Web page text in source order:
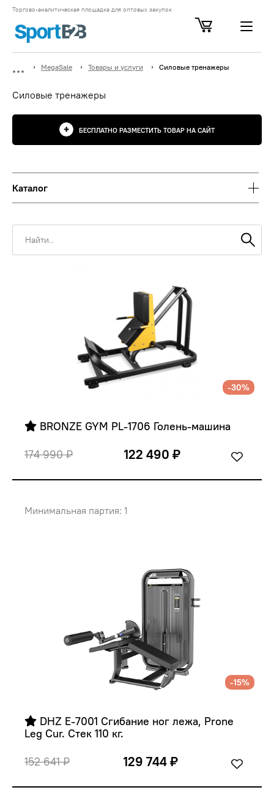
Торгово-аналитическая площадка для оптовых закупок
MegaSale Товары и услуги Силовые тренажеры
Силовые тренажеры
БЕСПЛАТНО РАЗМЕСТИТЬ ТОВАР НА САЙТ
Каталог
-30%
BRONZE GYM PL-1706 Голень-машина
174 990 ₽
122 490 ₽
Минимальная партия: 1
-15%
DHZ E-7001 Сгибание ног лежа, Prone
Leg Cur. Стек 110 кг.
152 641 ₽
129 744 ₽